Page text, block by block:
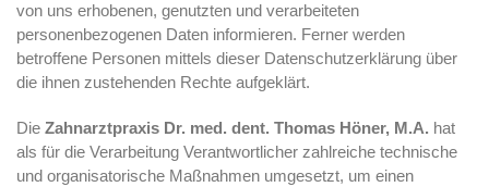
von uns erhobenen, genutzten und verarbeiteten
personenbezogenen Daten informieren. Ferner werden
betroffene Personen mittels dieser Datenschutzerklärung über
die ihnen zustehenden Rechte aufgeklärt.
Die Zahnarztpraxis Dr. med. dent. Thomas Höner, M.A. hat
als für die Verarbeitung Verantwortlicher zahlreiche technische
und organisatorische Maßnahmen umgesetzt, um einen